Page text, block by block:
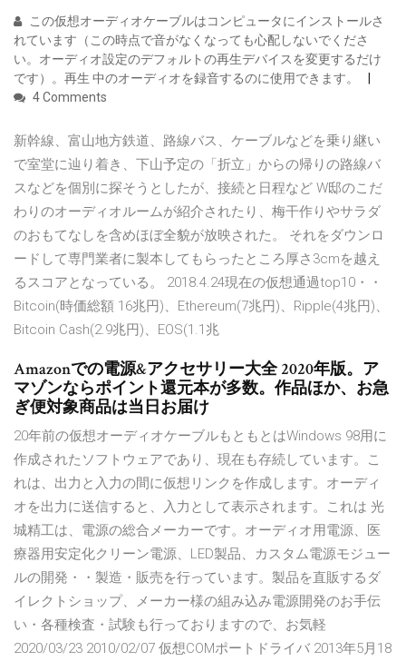
この仮想オーディオケーブルはコンピュータにインストールさ
れています（この時点で音がなくなっても心配しないでくださ
い。オーディオ設定のデフォルトの再生デバイスを変更するだけ
です）。再生 中のオーディオを録音するのに使用できます。
4 Comments
新幹線、富山地方鉄道、路線バス、ケーブルなどを乗り継い
で室堂に辿り着き、下山予定の「折立」からの帰りの路線バ
スなどを個別に探そうとしたが、接続と日程など W邸のこだ
わりのオーディオルームが紹介されたり、梅干作りやサラダ
のおもてなしを含めほぼ全貌が放映された。 それをダウンロ
ードして専門業者に製本してもらったところ厚さ3cmを越え
るスコアとなっている。 2018.4.24現在の仮想通過top10・・
Bitcoin(時価総額 16兆円)、Ethereum(7兆円)、Ripple(4兆円)、
Bitcoin Cash(2.9兆円)、EOS(1.1兆
Amazonでの電源&アクセサリー大全 2020年版。ア
マゾンならポイント還元本が多数。作品ほか、お急
ぎ便対象商品は当日お届け
20年前の仮想オーディオケーブルもともとはWindows 98用に
作成されたソフトウェアであり、現在も存続しています。こ
れは、出力と入力の間に仮想リンクを作成します。オーディ
オを出力に送信すると、入力として表示されます。これは 光
城精工は、電源の総合メーカーです。オーディオ用電源、医
療器用安定化クリーン電源、LED製品、カスタム電源モジュー
ルの開発・・製造・販売を行っています。製品を直販するダ
イレクトショップ、メーカー様の組み込み電源開発のお手伝
い・各種検査・試験も行っておりますので、お気軽
2020/03/23 2010/02/07 仮想COMポートドライバ 2013年5月18